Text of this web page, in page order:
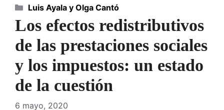
Los efectos redistributivos
de las prestaciones sociales
y los impuestos: un estado
de la cuestión
6 mayo, 2020
Categorías
Luis Ayala y Olga Cantó